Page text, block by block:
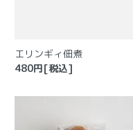
エリンギィ佃煮
480円[税込]